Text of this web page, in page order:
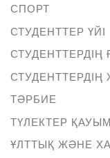
СПОРТ
СТУДЕНТТЕР ҮЙІ
СТУДЕНТТЕРДІҢ
ТӘРБИЕ
ТҮЛЕКТЕР
ҰЛТТЫҚ ЖӘНЕ